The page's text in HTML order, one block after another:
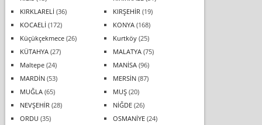
KIRKLARELİ (36) KIRŞEHİR (19)
KOCAELİ (172) KONYA(168)
Küçükçekmece(26) Kurtköy(25)
KÜTAHYA(27) MALATYA(75)
Maltepe(24) MANİSA(96)
MARDİN(53) MERSİN(87)
MUĞLA(65) MUŞ(20)
NEVŞEHİR (28) NİĞDE(26)
ORDU (35) OSMANİYE(24)